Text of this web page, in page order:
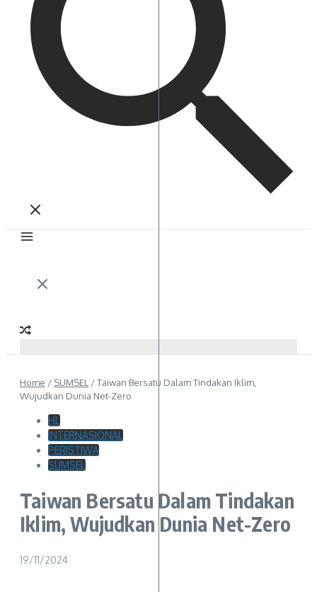
Home / SUMSEL /Taiwan Bersatu Dalam Tindakan Iklim,
Wujudkan Dunia Net-Zero
HL
INTERNASIONAL
PERISTIWA
SUMSEL
Taiwan Bersatu Dalam Tindakan
Iklim, Wujudkan Dunia Net-Zero
19/11/2024